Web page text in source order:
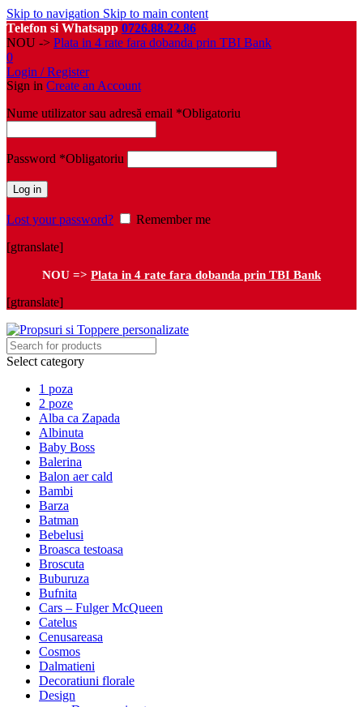
Skip to navigation Skip to main content
Telefon si Whatsapp 0726.88.22.86
NOU -> Plata in 4 rate fara dobanda prin TBI Bank
0
Login / Register
Sign in Create an Account
Nume utilizator sau adresă email *Obligatoriu
Password *Obligatoriu
Log in
Lost your password?
Remember me
[gtranslate]
NOU => Plata in 4 rate fara dobanda prin TBI Bank
[gtranslate]
Select category
1 poza
2 poze
Alba ca Zapada
Albinuta
Baby Boss
Balerina
Balon aer cald
Bambi
Barza
Batman
Bebelusi
Broasca testoasa
Broscuta
Buburuza
Bufnita
Cars – Fulger McQueen
Catelus
Cenusareasa
Cosmos
Dalmatieni
Decoratiuni florale
Design